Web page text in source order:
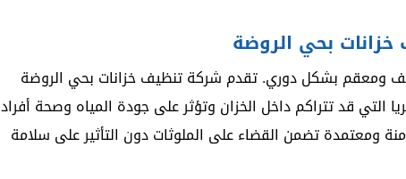
بحي الروضة
ومعقم بشكل دوري. تقدم شركة تنظيف خزانات بحي الروضة
التي قد تتراكم داخل الخزان وتؤثر على جودة المياه وصحة أفراد
ومعتمدة تضمن القضاء على الملوثات دون التأثير على سلامة